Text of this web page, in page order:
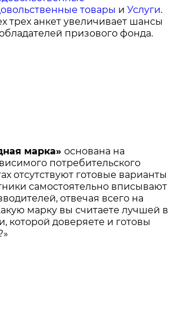
товары иУслуги.
трех анкет увеличивает шансы
призового фонда.
марка»основана на
потребительского
отсутствуют готовые варианты
самостоятельно вписывают
отвечая всего на
марку вы считаете лучшей в
которой доверяете и готовы